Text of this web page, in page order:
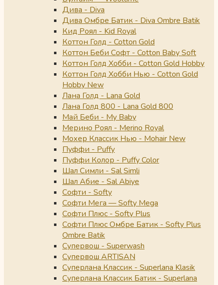
Дива - Diva
Дива Омбре Батик - Diva Ombre Batik
Кид Роял - Kid Royal
Коттон Голд - Cotton Gold
Коттон Беби Софт - Cotton Baby Soft
Коттон Голд Хобби - Cotton Gold Hobby
Коттон Голд Хобби Нью - Cotton Gold
Hobby New
Лана Голд - Lana Gold
Лана Голд 800 - Lana Gold 800
Май Беби - My Baby
Мерино Роял - Merino Royal
Мохер Классик Нью - Mohair New
Пуффи - Puffy
Пуффи Колор - Puffy Color
Шал Симли - Sal Simli
Шал Абие - Sal Abiye
Софти - Softy
Софти Мега — Softy Mega
Софти Плюс - Softy Plus
Софти Плюс Омбре Батик - Softy Plus
Ombre Batik
Супервош - Superwash
Супервош ARTISAN
Суперлана Классик - Superlana Klasik
Суперлана Классик Батик - Superlana